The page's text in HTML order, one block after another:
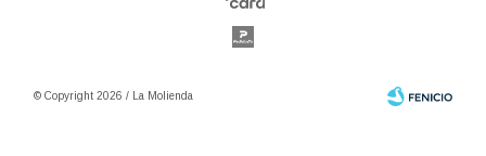
© Copyright 2026 / La Molienda